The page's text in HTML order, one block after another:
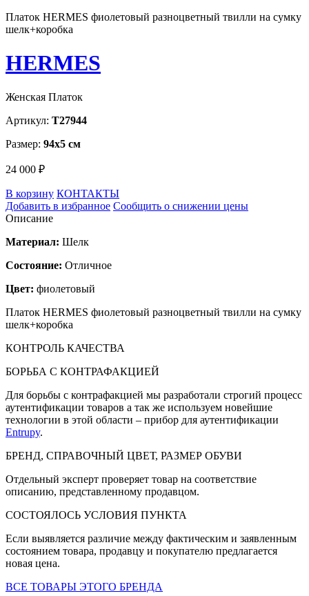
Платок HERMES фиолетовый разноцветный твилли на сумку
шелк+коробка
HERMES
Женская Платок
Артикул: T27944
Размер: 94х5 см
24 000 ₽
В корзину КОНТАКТЫ
Добавить в избранное Сообщить о снижении цены
Описание
Материал: Шелк
Состояние: Отличное
Цвет: фиолетовый
Платок HERMES фиолетовый разноцветный твилли на сумку
шелк+коробка
КОНТРОЛЬ КАЧЕСТВА
БОРЬБА С КОНТРАФАКЦИЕЙ
Для борьбы с контрафакцией мы разработали строгий процесс
аутентификации товаров а так же используем новейшие
технологии в этой области – прибор для аутентификации
Entrupy.
БРЕНД, СПРАВОЧНЫЙ ЦВЕТ, РАЗМЕР ОБУВИ
Отдельный эксперт проверяет товар на соответствие
описанию, представленному продавцом.
СОСТОЯЛОСЬ УСЛОВИЯ ПУНКТА
Если выявляется различие между фактическим и заявленным
состоянием товара, продавцу и покупателю предлагается
новая цена.
ВСЕ ТОВАРЫ ЭТОГО БРЕНДА